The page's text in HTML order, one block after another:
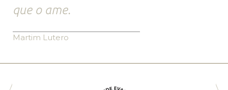
que o ame.
Martim Lutero